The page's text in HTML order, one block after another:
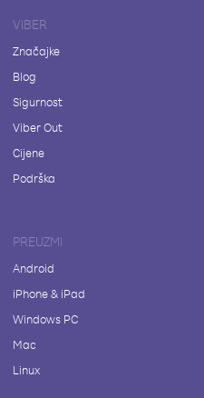
VIBER
Značajke
Blog
Sigurnost
Viber Out
Cijene
Podrška
PREUZMI
Android
iPhone & iPad
Windows PC
Mac
Linux